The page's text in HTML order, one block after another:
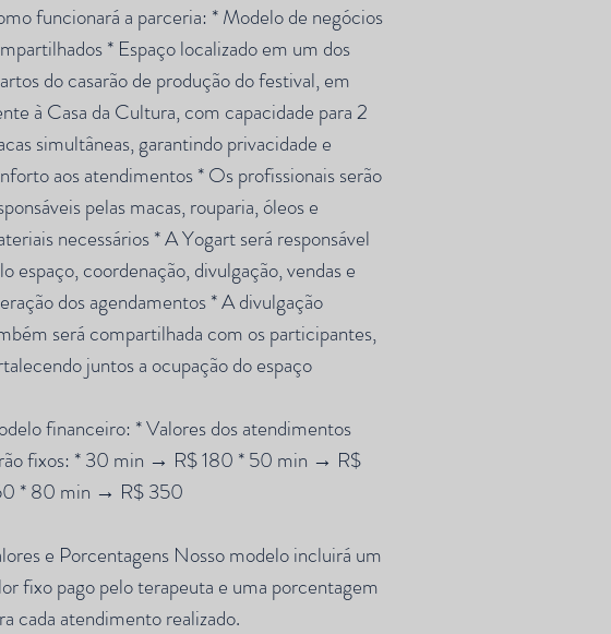
funcionará a parceria: * Modelo de negócios
* Espaço localizado em um dos
do casarão de produção do festival, em
à Casa da Cultura, com capacidade para 2
simultâneas, garantindo privacidade e
aos atendimentos * Os profissionais serão
pelas macas, rouparia, óleos e
necessários * A Yogart será responsável
espaço, coordenação, divulgação, vendas e
dos agendamentos * A divulgação
será compartilhada com os participantes,
juntos a ocupação do espaço
financeiro: * Valores dos atendimentos
fixos: * 30 min → R$ 180 * 50 min → R$
* 80 min → R$ 350
e Porcentagens Nosso modelo incluirá um
fixo pago pelo terapeuta e uma porcentagem
cada atendimento realizado.